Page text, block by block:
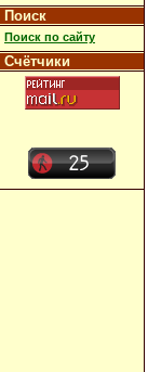
Поиск
Поиск по сайту
Счётчики